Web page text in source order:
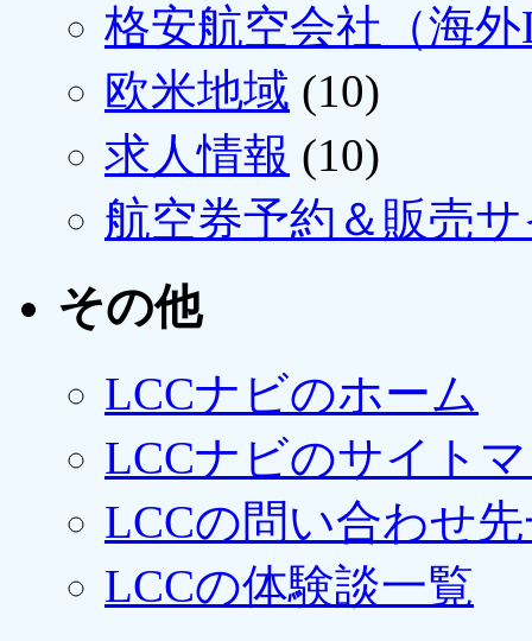
格安航空会社（海
欧米地域 (10)
求人情報 (10)
航空券予約＆販売
その他
LCCナビのホーム
LCCナビのサイト
LCCの問い合わせ
LCCの体験談一覧